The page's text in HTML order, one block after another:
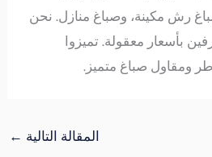
رش مكينة، وصباغ منازل. نحن
بأسعار معقولة. تميزوا
ومقاول صباغ متميز.
المقالة التالية ←